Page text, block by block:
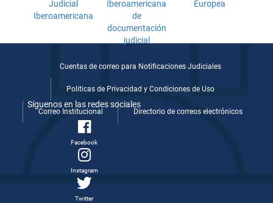
Cuentas de correo para Notificaciones Judiciales
Politicas de Privacidad y Condiciones de Uso
Correo Institucional Directorio de correos electrónicos
Síguenos en las redes sociales
Facebook
Instagram
Twitter